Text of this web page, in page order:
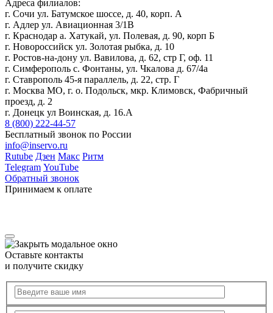
Адреса филиалов:
г. Сочи ул. Батумское шоссе, д. 40, корп. А
г. Адлер ул. Авиационная 3/1В
г. Краснодар а. Хатукай, ул. Полевая, д. 90, корп Б
г. Новороссийск ул. Золотая рыбка, д. 10
г. Ростов-на-дону ул. Вавилова, д. 62, стр Г, оф. 11
г. Симферополь с. Фонтаны, ул. Чкалова д. 67/4а
г. Ставрополь 45-я параллель, д. 22, стр. Г
г. Москва МО, г. о. Подольск, мкр. Климовск, Фабричный
проезд, д. 2
г. Донецк ул Воинская, д. 16.А
8 (800) 222-44-57
Бесплатный звонок по России
info@inservo.ru
Rutube Дзен Макс Ритм
Telegram YouTube
Обратный звонок
Принимаем к оплате
Оставьте контакты
и получите скидку